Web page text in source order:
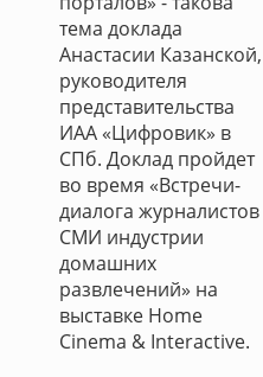
тема доклада
Анастасии Казанской,
руководителя
представительства
ИАА «Цифровик» в
СПб. Доклад пройдет
во время «Встречи-
диалога журналистов
СМИ индустрии
домашних
развлечений» на
выставке Home
Cinema & Interactive.